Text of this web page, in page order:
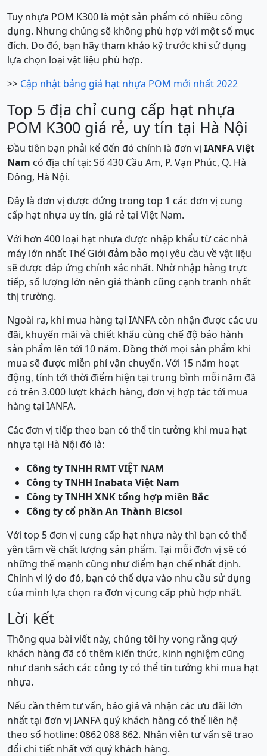
Tuy nhựa POM K300 là một sản phẩm có nhiều công
dụng. Nhưng chúng sẽ không phù hợp với một số mục
đích. Do đó, bạn hãy tham khảo kỹ trước khi sử dụng
lựa chọn loại vật liệu phù hợp.
>> Cập nhật bảng giá hạt nhựa POM mới nhất 2022
Top 5 địa chỉ cung cấp hạt nhựa
POM K300 giá rẻ, uy tín tại Hà Nội
Đầu tiên bạn phải kể đến đó chính là đơn vị IANFA Việt
Nam có địa chỉ tại: Số 430 Cầu Am, P. Vạn Phúc, Q. Hà
Đông, Hà Nội.
Đây là đơn vị được đứng trong top 1 các đơn vị cung
cấp hạt nhựa uy tín, giá rẻ tại Việt Nam.
Với hơn 400 loại hạt nhựa được nhập khẩu từ các nhà
máy lớn nhất Thế Giới đảm bảo mọi yêu cầu về vật liệu
sẽ được đáp ứng chính xác nhất. Nhờ nhập hàng trực
tiếp, số lượng lớn nên giá thành cũng cạnh tranh nhất
thị trường.
Ngoài ra, khi mua hàng tại IANFA còn nhận được các ưu
đãi, khuyến mãi và chiết khấu cùng chế độ bảo hành
sản phẩm lên tới 10 năm. Đồng thời mọi sản phẩm khi
mua sẽ được miễn phí vận chuyển. Với 15 năm hoạt
động, tính tới thời điểm hiện tại trung bình mỗi năm đã
có trên 3.000 lượt khách hàng, đơn vị hợp tác tới mua
hàng tại IANFA.
Các đơn vị tiếp theo bạn có thể tin tưởng khi mua hạt
nhựa tại Hà Nội đó là:
Công ty TNHH RMT VIỆT NAM
Công ty TNHH Inabata Việt Nam
Công ty TNHH XNK tổng hợp miền Bắc
Công ty cổ phần An Thành Bicsol
Với top 5 đơn vị cung cấp hạt nhựa này thì bạn có thể
yên tâm về chất lượng sản phẩm. Tại mỗi đơn vị sẽ có
những thế mạnh cũng như điểm hạn chế nhất định.
Chính vì lý do đó, bạn có thể dựa vào nhu cầu sử dụng
của mình lựa chọn ra đơn vị cung cấp phù hợp nhất.
Lời kết
Thông qua bài viết này, chúng tôi hy vọng rằng quý
khách hàng đã có thêm kiến thức, kinh nghiệm cũng
như danh sách các công ty có thể tin tưởng khi mua hạt
nhựa.
Nếu cần thêm tư vấn, báo giá và nhận các ưu đãi lớn
nhất tại đơn vị IANFA quý khách hàng có thể liên hệ
theo số hotline: 0862 088 862. Nhân viên tư vấn sẽ trao
đổi chi tiết nhất với quý khách hàng.